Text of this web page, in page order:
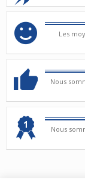
Les
Nous
Nous